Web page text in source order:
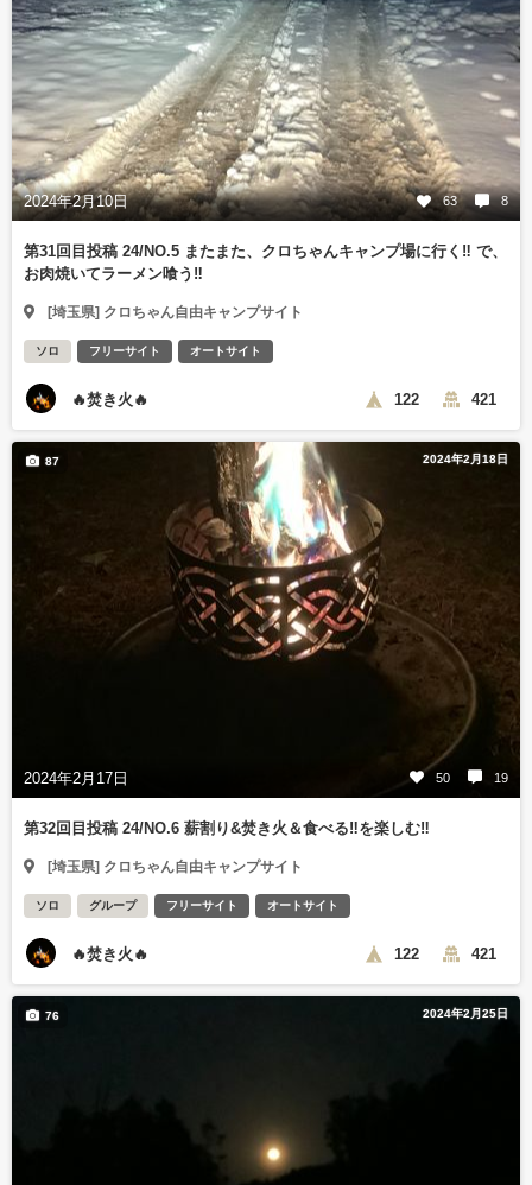
2024年2月10日 63 8
第31回目投稿 24/NO.5 またまた、クロちゃんキャンプ場に行く‼️ で、
お肉焼いてラーメン喰う‼️
[埼玉県] クロちゃん自由キャンプサイト
ソロ フリーサイト オートサイト
🔥焚き火🔥 122 421
2024年2月18日
2024年2月17日 50 19
87
第32回目投稿 24/NO.6 薪割り&焚き火＆食べる‼️を楽しむ‼️
[埼玉県] クロちゃん自由キャンプサイト
ソロ グループ フリーサイト オートサイト
🔥焚き火🔥 122 421
2024年2月25日
76